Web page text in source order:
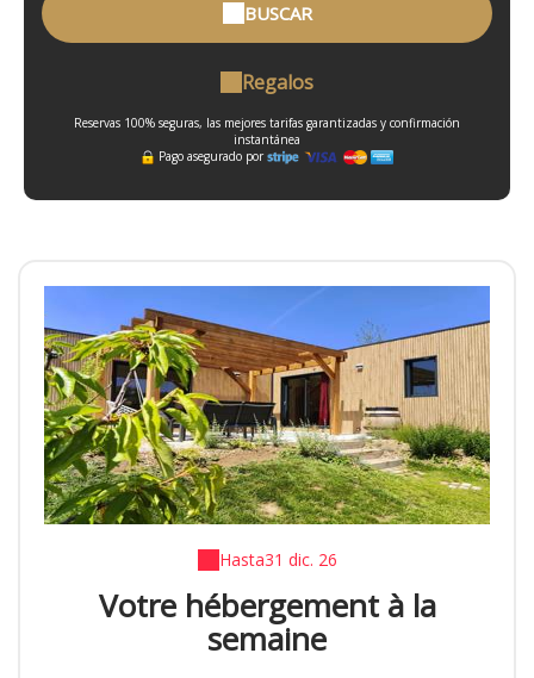
BUSCAR
Regalos
Reservas 100% seguras, las mejores tarifas garantizadas y confirmación
instantánea
Pago asegurado por
Hasta31 dic. 26
Votre hébergement à la
semaine